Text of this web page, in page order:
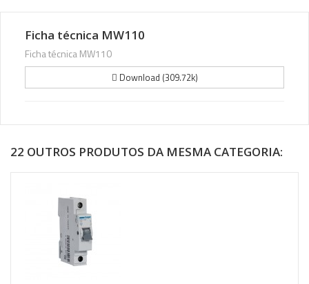
Ficha técnica MW110
Ficha técnica MW110
Download (309.72k)
22 OUTROS PRODUTOS DA MESMA CATEGORIA: